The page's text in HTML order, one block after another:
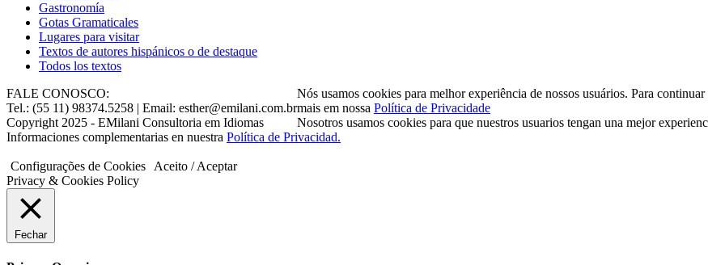
Gastronomía
Gotas Gramaticales
Lugares para visitar
Textos de autores hispánicos o de destaque
Todos los textos
FALE CONOSCO:
Tel.: (55 11) 98374.5258 | Email: esther@emilani.com.br
Copyright 2025 - EMilani Consultoria em Idiomas
Nós usamos cookies para melhor experiência de nossos usuários. Para
mais em nossa Política de Privacidade
Nosotros usamos cookies para que nuestros usuarios tengan una mejor
Informaciones complementarias en nuestra Política de Privacidad.
Configurações de Cookies
Aceito / Aceptar
Privacy & Cookies Policy
Fechar